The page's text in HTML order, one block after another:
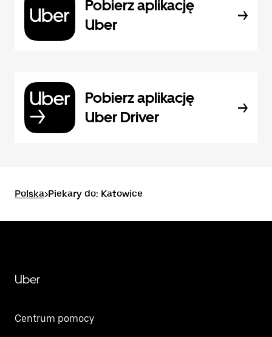
Pobierz aplikację
Uber
Pobierz aplikację
Uber Driver
Polska>Piekary do: Katowice
Uber
Centrum pomocy